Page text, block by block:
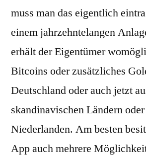
muss man das eigentlich
einem jahrzehntelangen
erhält der Eigentümer
Bitcoins oder zusätzliches
Deutschland oder auch jetzt
skandinavischen Ländern
Niederlanden. Am besten
App auch mehrere